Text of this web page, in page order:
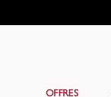
OFFRES